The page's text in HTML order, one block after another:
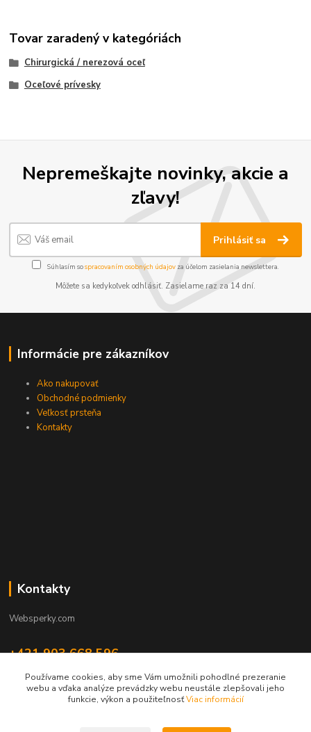
Tovar zaradený v kategóriách
Chirurgická / nerezová oceľ
Oceľové prívesky
Nepremeškajte novinky, akcie a
zľavy!
Prihlásiť sa
Súhlasím sospracovaním osobných údajov za účelom zasielania newslettera.
Môžete sa kedykoľvek odhlásiť. Zasielame raz za 14 dní.
Informácie pre zákazníkov
Ako nakupovať
Obchodné podmienky
Veľkosť prsteňa
Kontakty
Kontakty
Websperky.com
+421 903 668 596
info@websperky.com
Používame cookies, aby sme Vám umožnili pohodlné prezeranie
webu a vďaka analýze prevádzky webu neustále zlepšovali jeho
funkcie, výkon a použiteľnosťViac informácií